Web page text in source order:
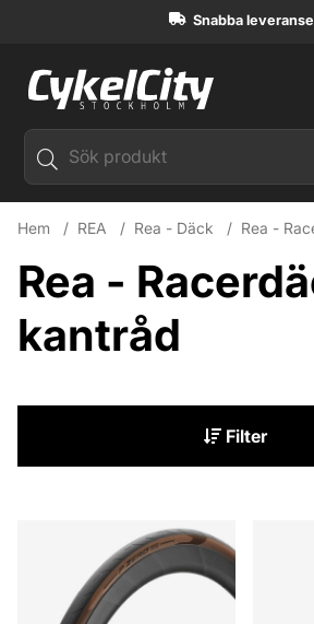
Snabba
Hem REA Rea - Däck Rea -
Rea -
kantråd
Filter